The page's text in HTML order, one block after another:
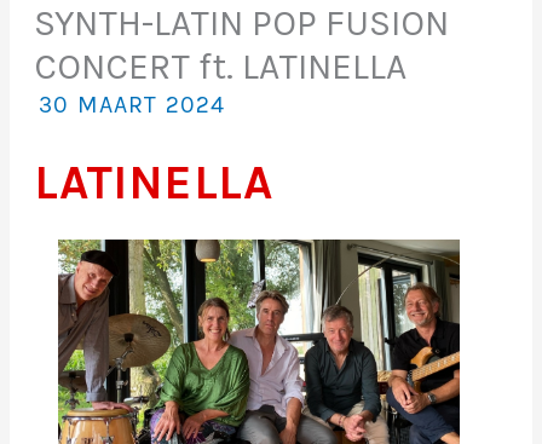
SYNTH-LATIN POP FUSION
CONCERT ft. LATINELLA
30 MAART 2024
LATINELLA